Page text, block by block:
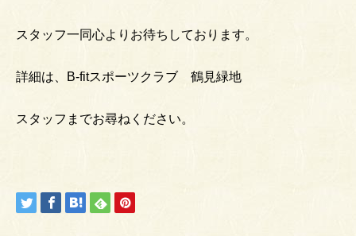
スタッフ一同心よりお待ちしております。
詳細は、B-fitスポーツクラブ 鶴見緑地
スタッフまでお尋ねください。